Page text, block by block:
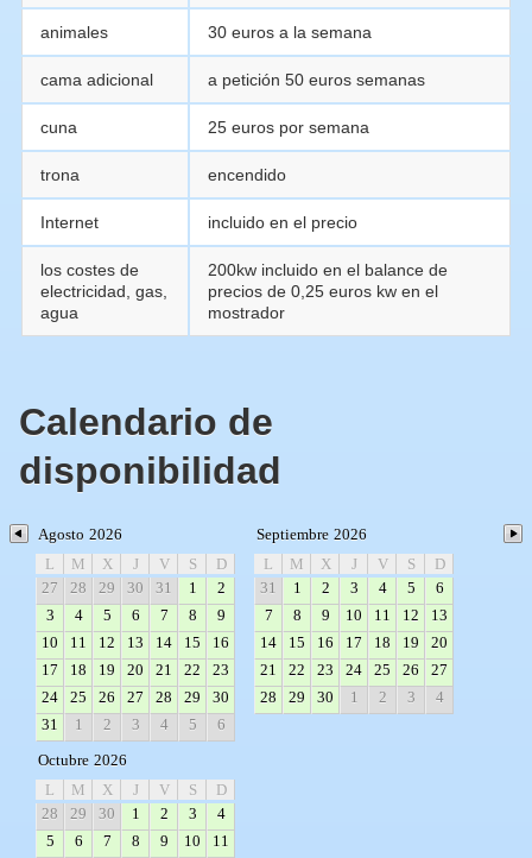
animales 30 euros a la semana
cama adicional a petición 50 euros semanas
cuna 25 euros por semana
trona encendido
Internet incluido en el precio
los costes de
electricidad, gas,
agua
200kw incluido en el balance de
precios de 0,25 euros kw en el
mostrador
Calendario de
disponibilidad
2026
Agosto
L
M X J V S
D
27
28 29 30 31 1
2
3
4 5 6 7 8
9
10
11 12 13 14 15
16
17
18 19 20 21 22
23
24
25 26 27 28 29
30
31
1 2 3 4 5 6
2026
Septiembre
L
M X J V S
D
31
1 2 3 4 5
6
7
8 9 10 11 12
13
14
15 16 17 18 19
20
21
22 23 24 25 26
27
28
29 30 1 2 3 4
2026
Octubre
L
M X J V S
D
28
29 30 1 2 3
4
5
6 7 8 9 10
11